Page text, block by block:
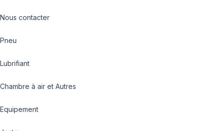
Nous contacter
Pneu
Lubrifiant
Chambre à air et Autres
Equipement